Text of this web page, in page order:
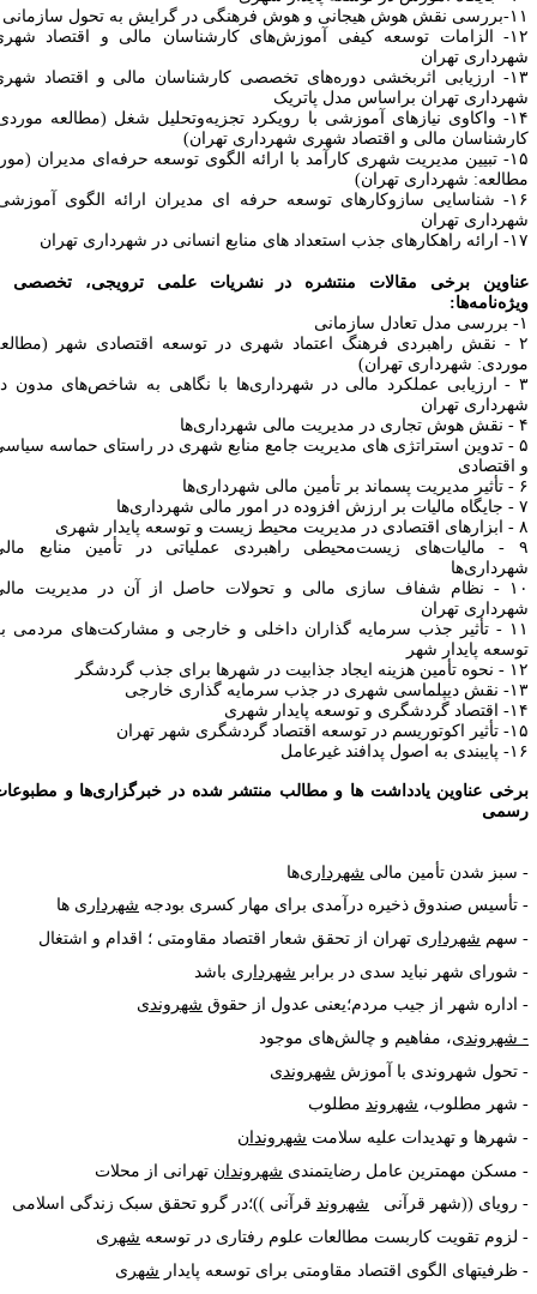
بررسی نقش هوش هیجانی و هوش فرهنگی در گرایش به تحول سازمانی
الزامات توسعه کیفی آموزش‌های کارشناسان مالی و اقتصاد شهری
تهران
ارزیابی اثربخشی دورههای تخصصی کارشناسان مالی و اقتصاد شهری
تهران براساس مدل پاتریک
واکاوی نیازهای آموزشی با رویکرد تجزیه‌و‌تحلیل شغل (مطالعه موردی:
مالی و اقتصاد شهری شهرداری تهران)
تبیین مدیریت شهری کارآمد با ارائه الگوی توسعه حرفهای مدیران (مورد
شهرداری تهران)
شناسایی سازوکارهای توسعه حرفه ‎ای مدیران ارائه الگوی آموزشی:
تهران
۱-ارائه راهکارهای جذب استعداد های منابع انسانی در شهرداری تهران
برخی مقالات منتشره در نشریات علمی ترویجی، تخصصی و
بررسی مدل تعادل سازمانی
نقش راهبردی فرهنگ اعتماد شهری در توسعه اقتصادی شهر (مطالعه
شهرداری تهران)
ارزیابی عملکرد مالی در شهرداری‌ها با نگاهی به شاخص‌های مدون در
تهران
نقش هوش تجاری در مدیریت مالی شهرداری‌ها
تدوین استراتژی های مدیریت جامع منابع شهری در راستای حماسه سیاسی
اقتصادی
تأثیر مدیریت پسماند بر تأمین مالی شهرداری‌ها
جایگاه مالیات بر‌ ارزش افزوده در امور مالی شهرداری‌ها
ابزارهای اقتصادی در مدیریت محیط زیست و توسعه پایدار شهری
مالیات‌های زیست‌محیطی راهبردی عملیاتی در تأمین منابع مالی
-
نظام شفاف سازی مالی و تحولات حاصل از آن در مدیریت مالی
تهران
-
تأثیر جذب سرمایه گذاران داخلی و خارجی و مشارکت‌های مردمی بر
پایدار شهر
-
نحوه تأمین هزینه‌ ایجاد جذابیت در شهرها برای جذب گردشگر
نقش دیپلماسی شهری در جذب سرمایه ‌گذاری خارجی
اقتصاد گردشگری و توسعه پایدار شهری
تأثیر اکوتوریسم در توسعه اقتصاد گردشگری شهر تهران
پایبندی به اصول پدافند غیرعامل
عناوین یادداشت ها و مطالب منتشر شده در خبرگزاری‌ها و مطبوعات
سبز شدن تأمین مالیشهرداری ‏‌ها
تأسیس صندوق ذخیره درآمدی برای مهار کسری بودجهشهرداری ها
سهمشهرداری تهران از تحقق شعار اقتصاد مقاومتی ؛ اقدام و اشتغال
شورای شهر نباید سدی در برابرشهرداری باشد
اداره شهر از جیب مردم؛یعنی عدول از حقوقشهروندی
شهروندی ، مفاهیم و چالش‌های موجود
تحول شهروندی با آموزششهروندی
شهر مطلوب،شهروندمطلوب
شهرها و تهدیدات علیه سلامتشهروندان
مسکن مهمترین عامل رضایتمندیشهروندانتهرانی از محلات
رویای ((شهر قرآنی شهروندقرآنی ))؛در گرو تحقق سبک زندگی اسلامی
لزوم تقویت کاربست مطالعات علوم رفتاری در توسعهشهری
ظرفیت‏های الگوی اقتصاد مقاومتی برای توسعه پایدارشهری